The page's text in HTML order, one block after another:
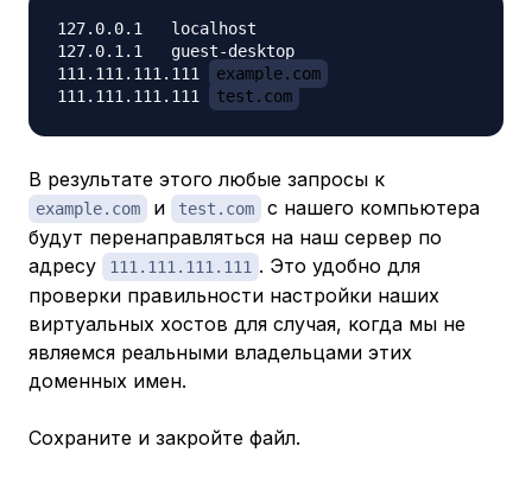
127.0.0.1   localhost
127.0.1.1   guest-desktop
111.111.111.111
example.com
111.111.111.111
test.com
В результате этого любые запросы к
example.com и test.com
с нашего компьютера
будут перенаправляться на наш сервер по
адресу
111.111.111.111 . Это удобно для
проверки правильности настройки наших
виртуальных хостов для случая, когда мы не
являемся реальными владельцами этих
доменных имен.
Сохраните и закройте файл.